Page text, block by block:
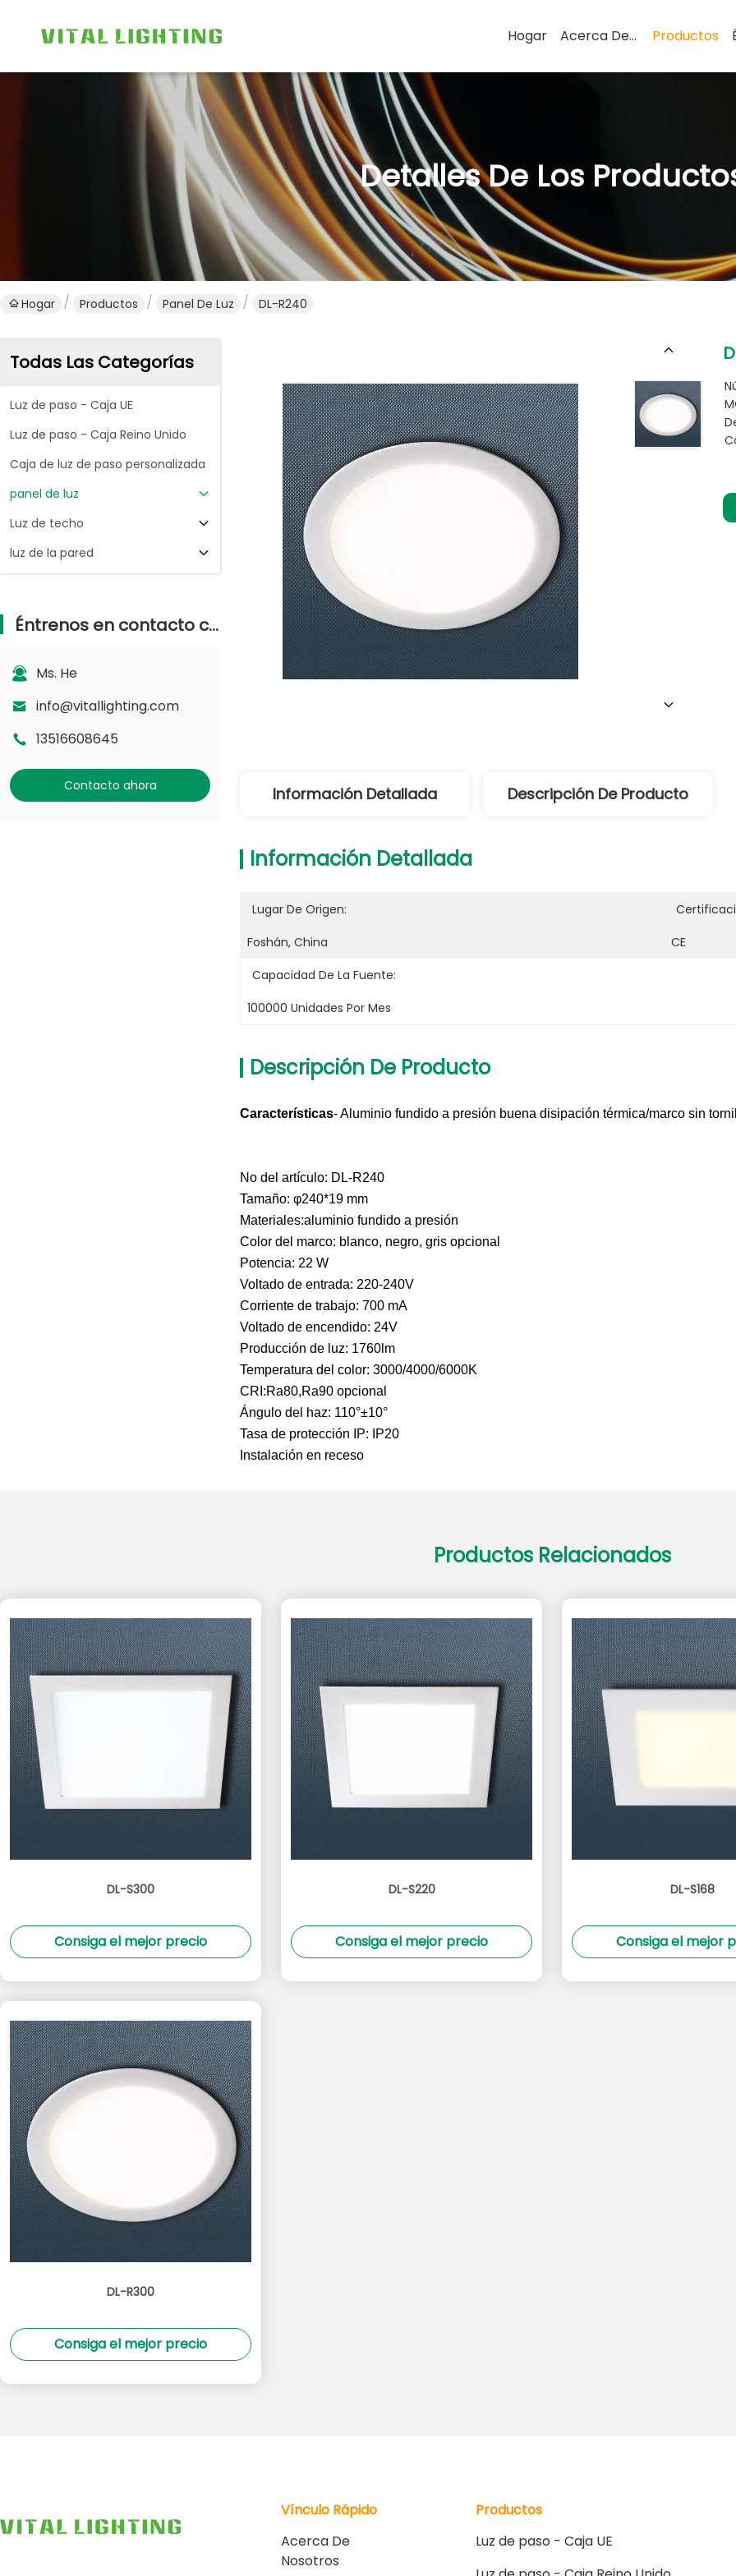
Hogar Acerca De Nosotros Productos
Detalles De Los
Hogar Productos Panel De Luz DL-R240
Todas Las Categorías
Luz de paso - Caja UE
Luz de paso - Caja Reino Unido
Caja de luz de paso personalizada
panel de luz
Luz de techo
luz de la pared
Éntrenos en contacto con
Ms. He
info@vitallighting.com
13516608645
Contacto ahora Información Detallada Descripción De Producto
Información Detallada
Lugar De Origen:
Foshán, China
CE
Capacidad De La Fuente:
100000 Unidades Por Mes
Descripción De Producto
Características- Aluminio fundido a presión buena disipación térmica/marco sin
No del artículo: DL-R240
Tamaño: φ240*19 mm
Materiales:aluminio fundido a presión
Color del marco: blanco, negro, gris opcional
Potencia: 22 W
Voltado de entrada: 220-240V
Corriente de trabajo: 700 mA
Voltado de encendido: 24V
Producción de luz: 1760lm
Temperatura del color: 3000/4000/6000K
CRI:Ra80,Ra90 opcional
Ángulo del haz: 110°±10°
Tasa de protección IP: IP20
Instalación en receso
Productos Relacionados
DL-S300
Consiga el mejor precio
DL-S220
Consiga el mejor precio
DL-S168
Consiga el mejor
DL-R300
Consiga el mejor precio
Vínculo Rápido
Acerca De
Nosotros
Productos
Luz de paso - Caja UE